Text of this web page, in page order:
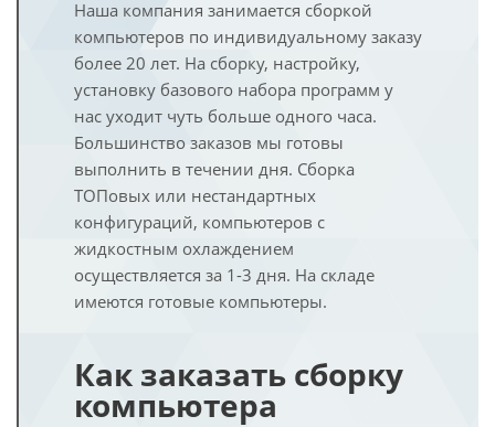
Наша компания занимается сборкой
компьютеров по индивидуальному заказу
более 20 лет. На сборку, настройку,
установку базового набора программ у
нас уходит чуть больше одного часа.
Большинство заказов мы готовы
выполнить в течении дня. Сборка
ТОПовых или нестандартных
конфигураций, компьютеров с
жидкостным охлаждением
осуществляется за 1-3 дня. На складе
имеются готовые компьютеры.
Как заказать сборку
компьютера